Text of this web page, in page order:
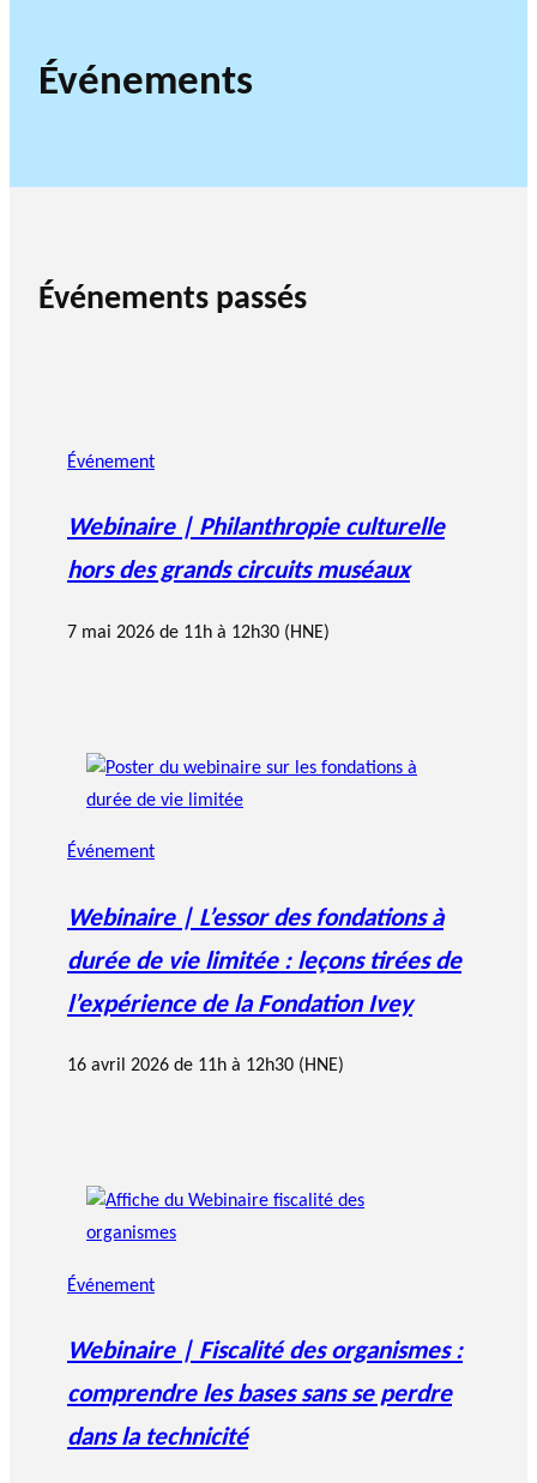
Événements
Événements passés
Événement
Webinaire | Philanthropie culturelle
hors des grands circuits muséaux
7 mai 2026 de 11h à 12h30 (HNE)
Événement
Webinaire | L’essor des fondations à
durée de vie limitée : leçons tirées de
l’expérience de la Fondation Ivey
16 avril 2026 de 11h à 12h30 (HNE)
Événement
Webinaire | Fiscalité des organismes :
comprendre les bases sans se perdre
dans la technicité